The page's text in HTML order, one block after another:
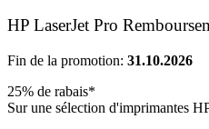
HP LaserJet Pro
Fin de la promotion: 31.10.2026
25% de rabais*
Sur une sélection d'imprimantes